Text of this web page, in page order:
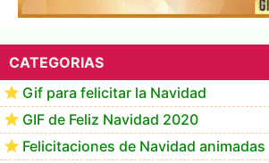
CATEGORIAS
Gif para felicitar la Navidad
GIF de Feliz Navidad 2020
Felicitaciones de Navidad animadas